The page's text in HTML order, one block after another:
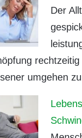
Der
umgehen